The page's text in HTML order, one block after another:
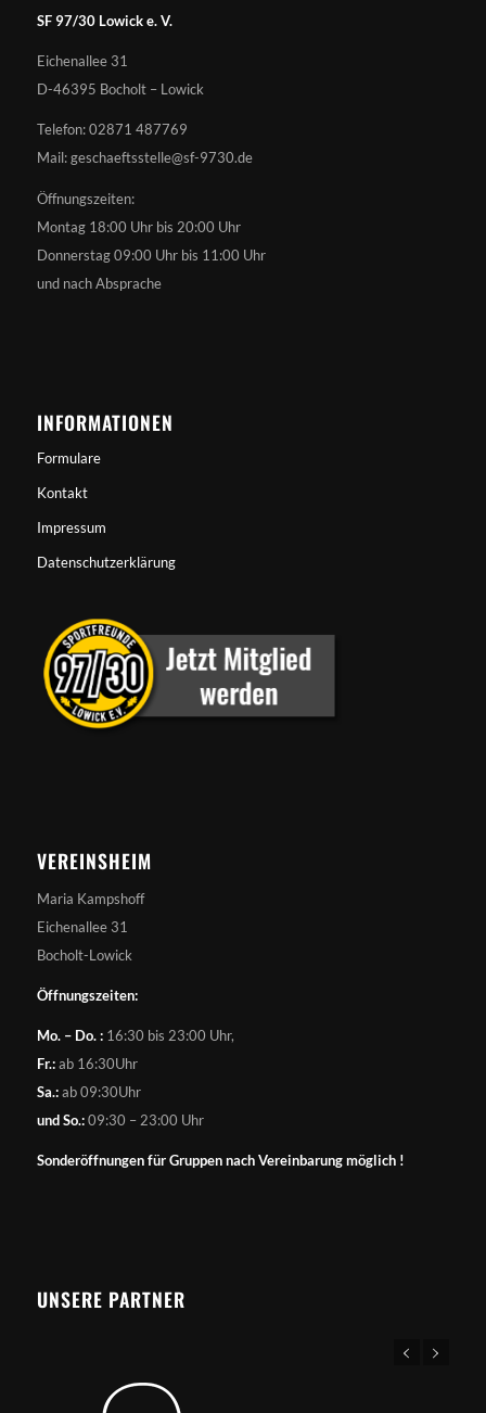
SF 97/30 Lowick e. V.
Eichenallee 31
D-46395 Bocholt – Lowick
Telefon: 02871 487769
Mail: geschaeftsstelle@sf-9730.de
Öffnungszeiten:
Montag 18:00 Uhr bis 20:00 Uhr
Donnerstag 09:00 Uhr bis 11:00 Uhr
und nach Absprache
INFORMATIONEN
Formulare
Kontakt
Impressum
Datenschutzerklärung
VEREINSHEIM
Maria Kampshoff
Eichenallee 31
Bocholt-Lowick
Öffnungszeiten:
Mo. – Do. :16:30 bis 23:00 Uhr,
Fr.:ab 16:30Uhr
Sa.:ab 09:30Uhr
und So.:09:30 – 23:00 Uhr
Sonderöffnungen für Gruppen nach Vereinbarung möglich !
UNSERE PARTNER